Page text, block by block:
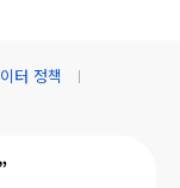
터 정책